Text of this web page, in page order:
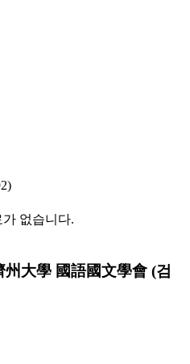
없습니다.
州大學 國語國文學會 (검